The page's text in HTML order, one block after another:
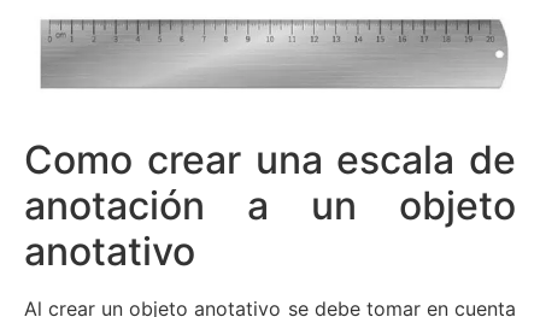
Como crear una escala de
anotación a un objeto
anotativo
Al crear un objeto anotativo se debe tomar en cuenta